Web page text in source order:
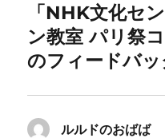
「NHK文化セ
ン教室 パリ祭
のフィードバッ
ルルドのおばばよ